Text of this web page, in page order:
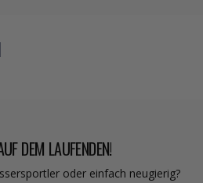
DEM LAUFENDEN!
oder einfach neugierig?